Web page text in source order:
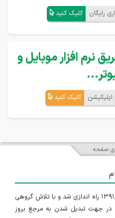
رایگان کلیک کنید
نرم افزار موبایل و
اپلیکیشن کلیک کنید
صفحه
سایت ایران استخدام در تاریخ ۱۳۹۱/۱/۱۰ راه اندازی شد و با تلاش گروهی
در جهت تبدیل شدن به مرجع بروز